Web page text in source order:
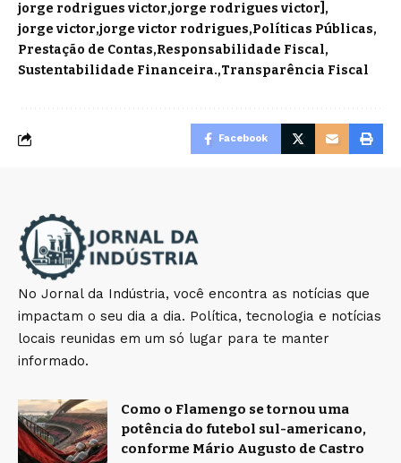
jorge rodrigues victor jorge rodrigues victor]
jorge victor jorge victor rodrigues Políticas Públicas
Prestação de Contas Responsabilidade Fiscal
Sustentabilidade Financeira. Transparência Fiscal
Facebook
No Jornal da Indústria, você encontra as notícias que
impactam o seu dia a dia. Política, tecnologia e notícias
locais reunidas em um só lugar para te manter
informado.
Como o Flamengo se tornou uma
potência do futebol sul-americano,
conforme Mário Augusto de Castro